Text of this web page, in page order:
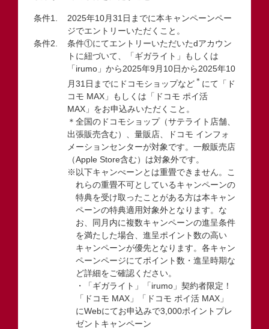
2025年10月31日までに本キャンペーンペー
ジでエントリーいただくこと。
条件①にてエントリーいただいたdアカウン
トに紐づいて、「ギガライト」もしくは
「irumo」から2025年9月10日から2025年10
月31日までにドコモショップなど ＊ にて「ド
コモ MAX」もしくは「ドコモ ポイ活
MAX」をお申込みいただくこと。
＊全国のドコモショップ（サテライト店舗、
出張販売含む）、量販店、ドコモ インフォ
メーションセンターが対象です。一般販売店
（Apple Store含む）は対象外です。
※以下キャンぺーンとは重畳できません。こ
れらの重畳不可としているキャンペーンの
特典を受け取ったことがある方は本キャン
ペーンの特典適用対象外となります。な
お、同月内に複数キャンペーンの進呈条件
を満たした場合、進呈ポイント数の高い
キャンペーンが優先となります。各キャン
ペーンページにてポイント数・進呈時期な
ど詳細をご確認ください。
・「ギガライト」「irumo」契約者限定！
「ドコモ MAX」「ドコモ ポイ活 MAX」
にWebにてお申込みで3,000ポイントプレ
ゼントキャンペーン